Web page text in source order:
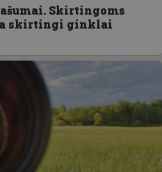
Skirtingoms
skirtingi ginklai